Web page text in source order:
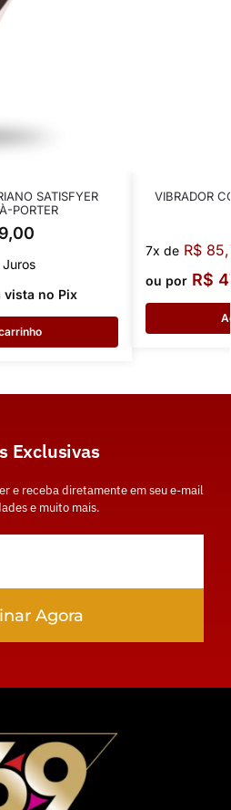
SATISFYER
PORTER
Juros
vista no Pix
VIBRADOR
7x de R$
ou por R$
Exclusivas
e receba diretamente em seu e-mail
e muito mais.
Agora